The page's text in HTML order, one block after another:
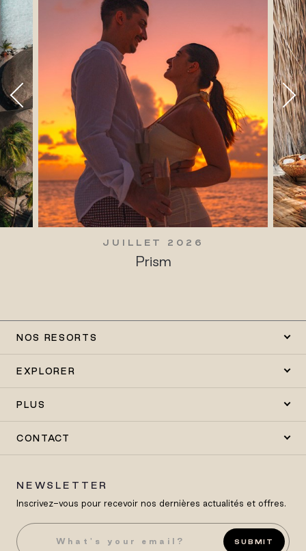
JUILLET 2026
Prism
NOS RESORTS
EXPLORER
PLUS
CONTACT
NEWSLETTER
Inscrivez-vous pour recevoir nos dernières actualités et offres.
SUBMIT